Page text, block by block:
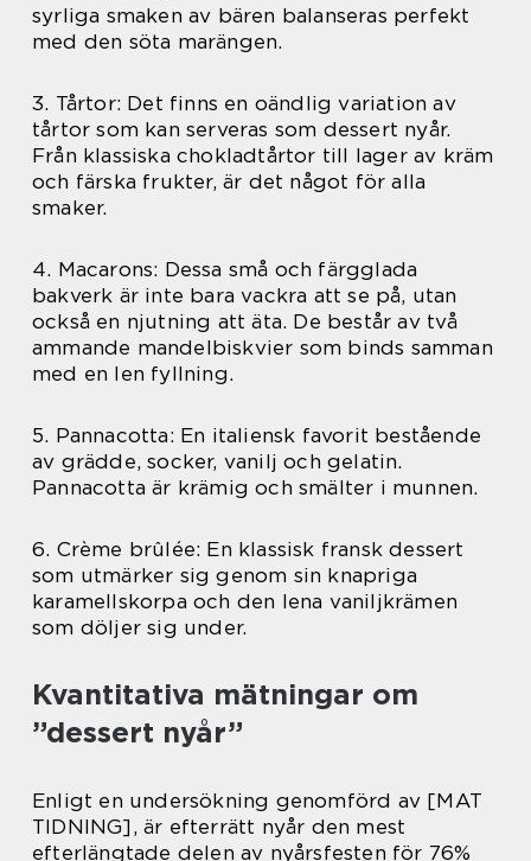
syrliga smaken av bären balanseras perfekt
med den söta marängen.
3. Tårtor: Det finns en oändlig variation av
tårtor som kan serveras som dessert nyår.
Från klassiska chokladtårtor till lager av kräm
och färska frukter, är det något för alla
smaker.
4. Macarons: Dessa små och färgglada
bakverk är inte bara vackra att se på, utan
också en njutning att äta. De består av två
ammande mandelbiskvier som binds samman
med en len fyllning.
5. Pannacotta: En italiensk favorit bestående
av grädde, socker, vanilj och gelatin.
Pannacotta är krämig och smälter i munnen.
6. Crème brûlée: En klassisk fransk dessert
som utmärker sig genom sin knapriga
karamellskorpa och den lena vaniljkrämen
som döljer sig under.
Kvantitativa mätningar om
”dessert nyår”
Enligt en undersökning genomförd av [MAT
TIDNING], är efterrätt nyår den mest
efterlängtade delen av nyårsfesten för 76%